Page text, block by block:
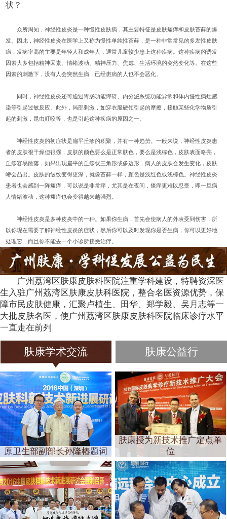
状？
众所周知，神经性皮炎是一种慢性皮肤病，其主要特征是皮肤瘙痒和皮肤苔藓的爆
发。因此，神经性皮炎在医学上又称为慢性单纯性苔藓，是一种非常常见的多发性皮肤
病，发病率高的主要是年轻人和成年人，通常儿童较少患上这种疾病。这种疾病的诱发
因素大多包括精神因素、情绪波动、精神压力、焦虑、生活环境的突然变化等。在这些
因素的刺激下，没有人会突然生病，已经患病的人也不会恶化。
同时，神经性皮炎还可通过胃肠功能障碍、内分泌系统功能异常和体内慢性病灶感
染等引起过敏反应。此外，局部刺激，如穿衣服硬领引起的摩擦，接触某些化学物质引
起的刺激，昆虫叮咬等，也是引起这种疾病的原因之一。
神经性皮炎的初症状是扁平丘疹的积聚，并有一种趋势。一般来说，神经性皮炎患
者的皮肤很干燥但很强，皮肤的颜色要么是正常肤色，要么是浅棕色，皮肤表面略亮，
丘疹容易散落，如果出现扁平的丘疹状三角形或多边形，病人的皮肤会发生变化，皮肤
嵴会凸出。皮肤的皱纹变得更深，就像苔藓一样，颜色是浅红色或浅棕色。神经性皮炎
患者也会感到一阵瘙痒，可以说是非常痒，尤其是在夜间，瘙痒更难以忍受，即一旦病
人情绪波动，这种瘙痒也会变得越来越强烈。
神经性皮炎是多种皮炎中的一种。如果你生病，首先会使病人的外表受到伤害，所
以你现在需要了解神经性皮炎的症状，然后你可以及时发现你是否生病，你可以更好地
处理它，而且你不能去一个小诊所接受治疗。
广州荔湾区肤康皮肤科医院注重学科建设，特聘资深医
生入驻广州荔湾区肤康皮肤科医院，整合名医资源优势，保
障市民皮肤健康，汇聚卢植生、田华、郑学毅、吴月志等一
大批皮肤名医，使广州荔湾区肤康皮肤科医院临床诊疗水平
一直走在前列
肤康学术交流 肤康公益行
原卫生部副部长孙隆椿题词
肤康授为新技术推广定点单
位